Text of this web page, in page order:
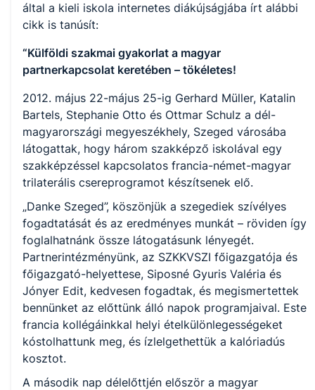
által a kieli iskola internetes diákújságjába írt alábbi
cikk is tanúsít:
“Külföldi szakmai gyakorlat a magyar
partnerkapcsolat keretében – tökéletes!
2012. május 22-május 25-ig Gerhard Müller, Katalin
Bartels, Stephanie Otto és Ottmar Schulz a dél-
magyarországi megyeszékhely, Szeged városába
látogattak, hogy három szakképző iskolával egy
szakképzéssel kapcsolatos francia-német-magyar
trilaterális csereprogramot készítsenek elő.
„Danke Szeged”, köszönjük a szegediek szívélyes
fogadtatását és az eredményes munkát – röviden így
foglalhatnánk össze látogatásunk lényegét.
Partnerintézményünk, az SZKKVSZI főigazgatója és
főigazgató-helyettese, Siposné Gyuris Valéria és
Jónyer Edit, kedvesen fogadtak, és megismertettek
bennünket az előttünk álló napok programjaival. Este
francia kollégáinkkal helyi ételkülönlegességeket
kóstolhattunk meg, és ízlelgethettük a kalóriadús
kosztot.
A második nap délelőttjén először a magyar